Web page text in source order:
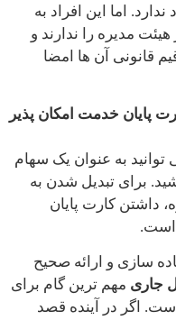
اما این افراد به
مدیره را ندارند و
قانونی آن ها امضا
پایان خدمت امکان پذیر
توانید به عنوان یک سهام
برای تبدیل شدن به
داشتن کارت پایان
است.
سازی و ارائه صحیح
جاری مهم ترین گام برای
اگر در آینده قصد